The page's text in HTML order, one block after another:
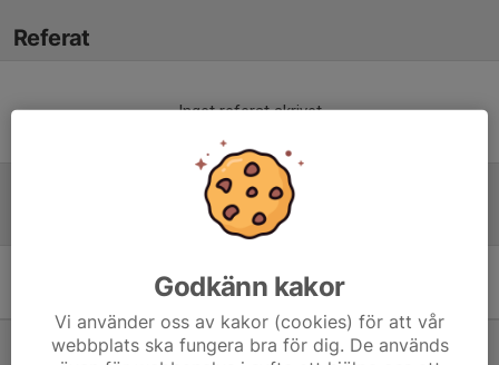
Referat
Inget referat skrivet
Pantamera Pojkar 2009 A
M
1. Tyresö Trollbäcken IBK 15 36
Godkänn kakor
Vi använder oss av kakor (cookies) för att vår
webbplats ska fungera bra för dig. De används